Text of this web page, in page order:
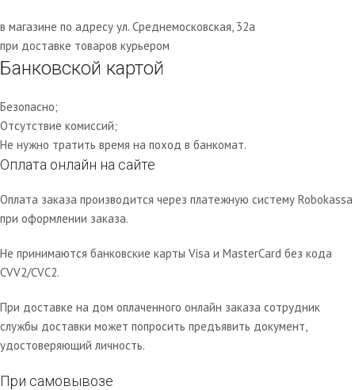
в магазине по адресу ул. Среднемосковская, 32а
при доставке товаров курьером
Банковской картой
Безопасно;
Отсутствие комиссий;
Не нужно тратить время на поход в банкомат.
Оплата онлайн на сайте
Оплата заказа производится через платежную систему Robokassa
при оформлении заказа.
Не принимаются банковские карты Visa и MasterCard без кода
CVV2/CVC2.
При доставке на дом оплаченного онлайн заказа сотрудник
службы доставки может попросить предъявить документ,
удостоверяющий личность.
При самовывозе